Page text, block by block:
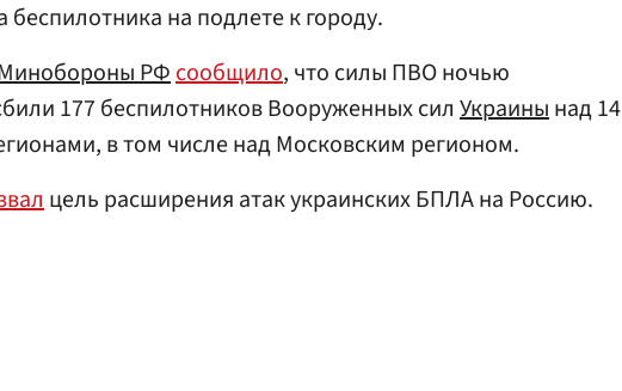
на подлете к городу.
РФсообщило, что силы ПВО ночью
177 беспилотников Вооруженных сил Украинынад 14
в том числе над Московским регионом.
цель расширения атак украинских БПЛА на Россию.